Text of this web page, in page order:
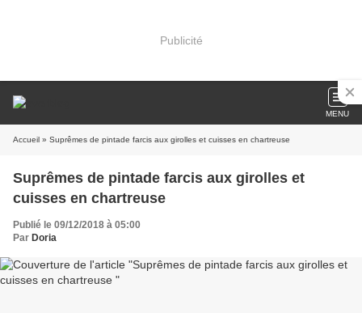
Publicité
MENU
Accueil » Suprêmes de pintade farcis aux girolles et cuisses en chartreuse
Suprêmes de pintade farcis aux girolles et
cuisses en chartreuse
Publié le 09/12/2018 à 05:00
Par Doria